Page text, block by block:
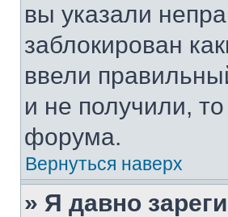
вы указали
заблокирован
ввели
и не получили,
форума.
Вернуться наверх
» Я давно